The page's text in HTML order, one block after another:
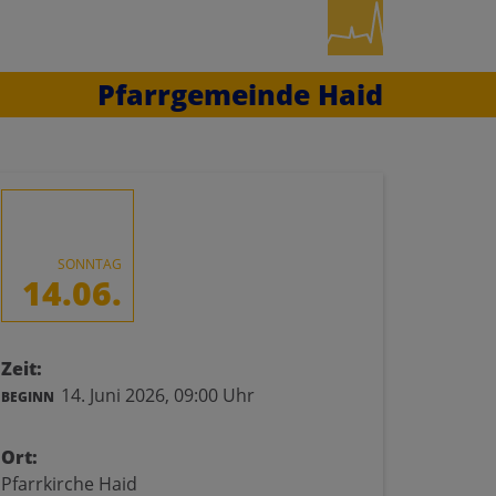
Pfarrgemeinde Haid
SONNTAG
14.06.
Zeit:
BEGINN 14. Juni 2026, 09:00 Uhr
Ort:
Pfarrkirche Haid